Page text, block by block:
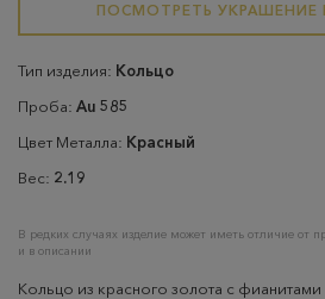
ПОСМОТРЕТЬ УКРАШЕНИЕ
Тип изделия: Кольцо
Проба: Au 585
Цвет Металла: Красный
Вес: 2.19
В редких случаях изделие может иметь отличие от
и в описании
Кольцо из красного золота с фианитами